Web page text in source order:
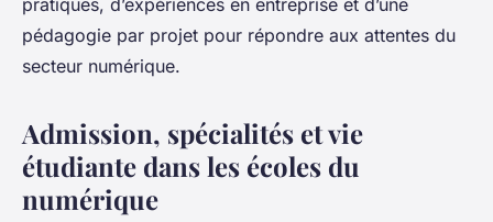
pratiques, d’expériences en entreprise et d’une
pédagogie par projet pour répondre aux attentes du
secteur numérique.
Admission, spécialités et vie
étudiante dans les écoles du
numérique